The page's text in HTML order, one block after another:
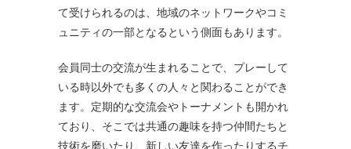
て受けられるのは、地域のネットワークやコミ
ュニティの一部となるという側面もあります。
会員同士の交流が生まれることで、プレーして
いる時以外でも多くの人々と関わることができ
ます。定期的な交流会やトーナメントも開かれ
ており、そこでは共通の趣味を持つ仲間たちと
技術を磨いたり、新しい友達を作ったりするチ